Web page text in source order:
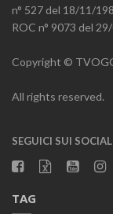
n° 527 del 18/11/
ROC n° 9073 del
Copyright ©
All rights reserved.
SEGUICI SUI SOCIAL
TAG